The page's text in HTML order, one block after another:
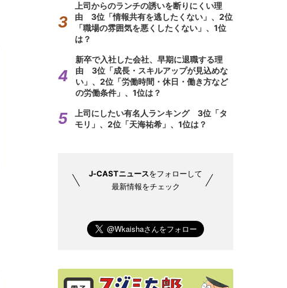
上司からのランチの誘いを断りにくい理
由 3位「情報共有を逃したくない」、2位
「職場の雰囲気を悪くしたくない」、1位
は？
新卒で入社した会社、早期に退職する理
由 3位「成長・スキルアップが見込めな
い」、2位「労働時間・休日・働き方など
の労働条件」、1位は？
上司にしたい有名人ランキング 3位「タ
モリ」、2位「天海祐希」、1位は？
J-CASTニュースをフォローして
最新情報をチェック